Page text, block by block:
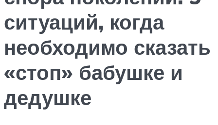
ситуаций, когда
необходимо сказать
«стоп» бабушке и
дедушке